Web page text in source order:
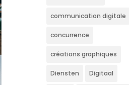
communication digitale
concurrence
créations graphiques
Diensten Digitaal